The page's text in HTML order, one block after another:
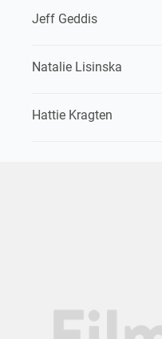
Jeff Geddis
Natalie Lisinska
Hattie Kragten